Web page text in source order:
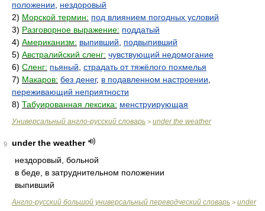
положении
нездоровый
2) Морской термин: под влиянием погодных условий
3) Разговорное выражение: поддатый
4) Американизм: выпивший
подвыпивший
5) Австралийский сленг: чувствующий недомогание
6) Сленг: пьяный страдать от тяжёлого похмелья
7) Макаров: без денег, в подавленном настроении
переживающий неприятности
8) Табуированная лексика: менструирующая
Универсальный англо-русский словарь > under the weather
9
under the weather
нездоровый, больной
в беде, в затруднительном положении
выпивший
Англо-русский большой универсальный переводческий словарь > under